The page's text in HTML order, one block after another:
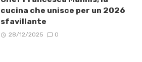
cucina che unisce per un 2026
sfavillante
28/12/2025 0